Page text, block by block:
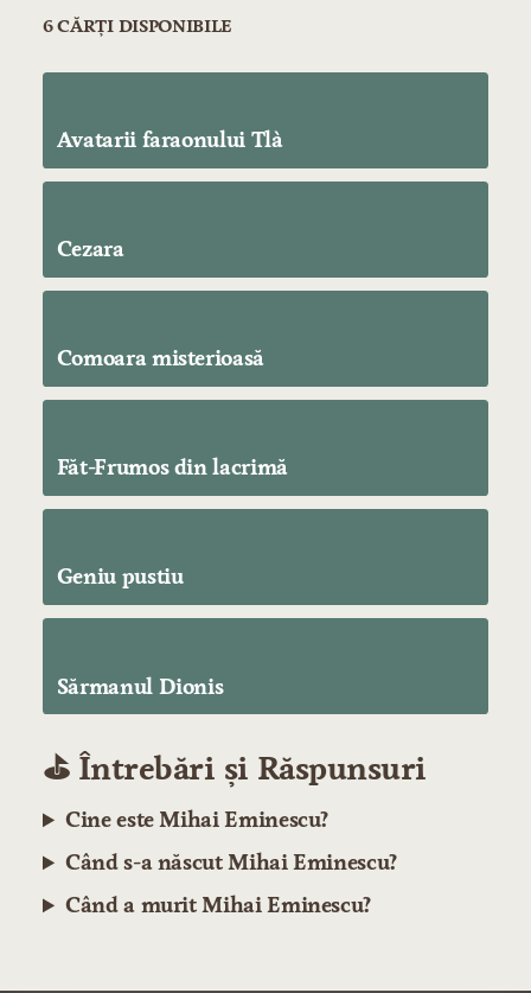
6 CĂRȚI DISPONIBILE
Avatarii faraonului Tlà
Cezara
Comoara misterioasă
Făt-Frumos din lacrimă
Geniu pustiu
Sărmanul Dionis
⛳️ Întrebări și Răspunsuri
Cine este Mihai Eminescu?
Când s-a născut Mihai Eminescu?
Când a murit Mihai Eminescu?